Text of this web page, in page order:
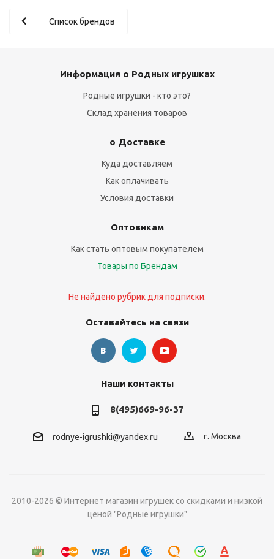
Список брендов
Информация о Родных игрушках
Родные игрушки - кто это?
Склад хранения товаров
о Доставке
Куда доставляем
Как оплачивать
Условия доставки
Оптовикам
Как стать оптовым покупателем
Товары по Брендам
Не найдено рубрик для подписки.
Оставайтесь на связи
Наши контакты
8(495)669-96-37
rodnye-igrushki@yandex.ru г. Москва
2010-2026 © Интернет магазин игрушек со скидками и низкой
ценой "Родные игрушки"